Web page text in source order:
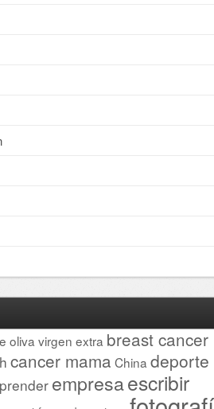
oliva virgen extra breast cancer
cancer mama China deporte
empresaescribir